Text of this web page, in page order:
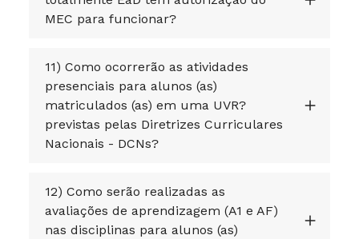
MEC para funcionar?
11) Como ocorrerão as atividades
presenciais para alunos (as)
matriculados (as) em uma UVR?
previstas pelas Diretrizes Curriculares
Nacionais - DCNs?
12) Como serão realizadas as
avaliações de aprendizagem (A1 e AF)
nas disciplinas para alunos (as)